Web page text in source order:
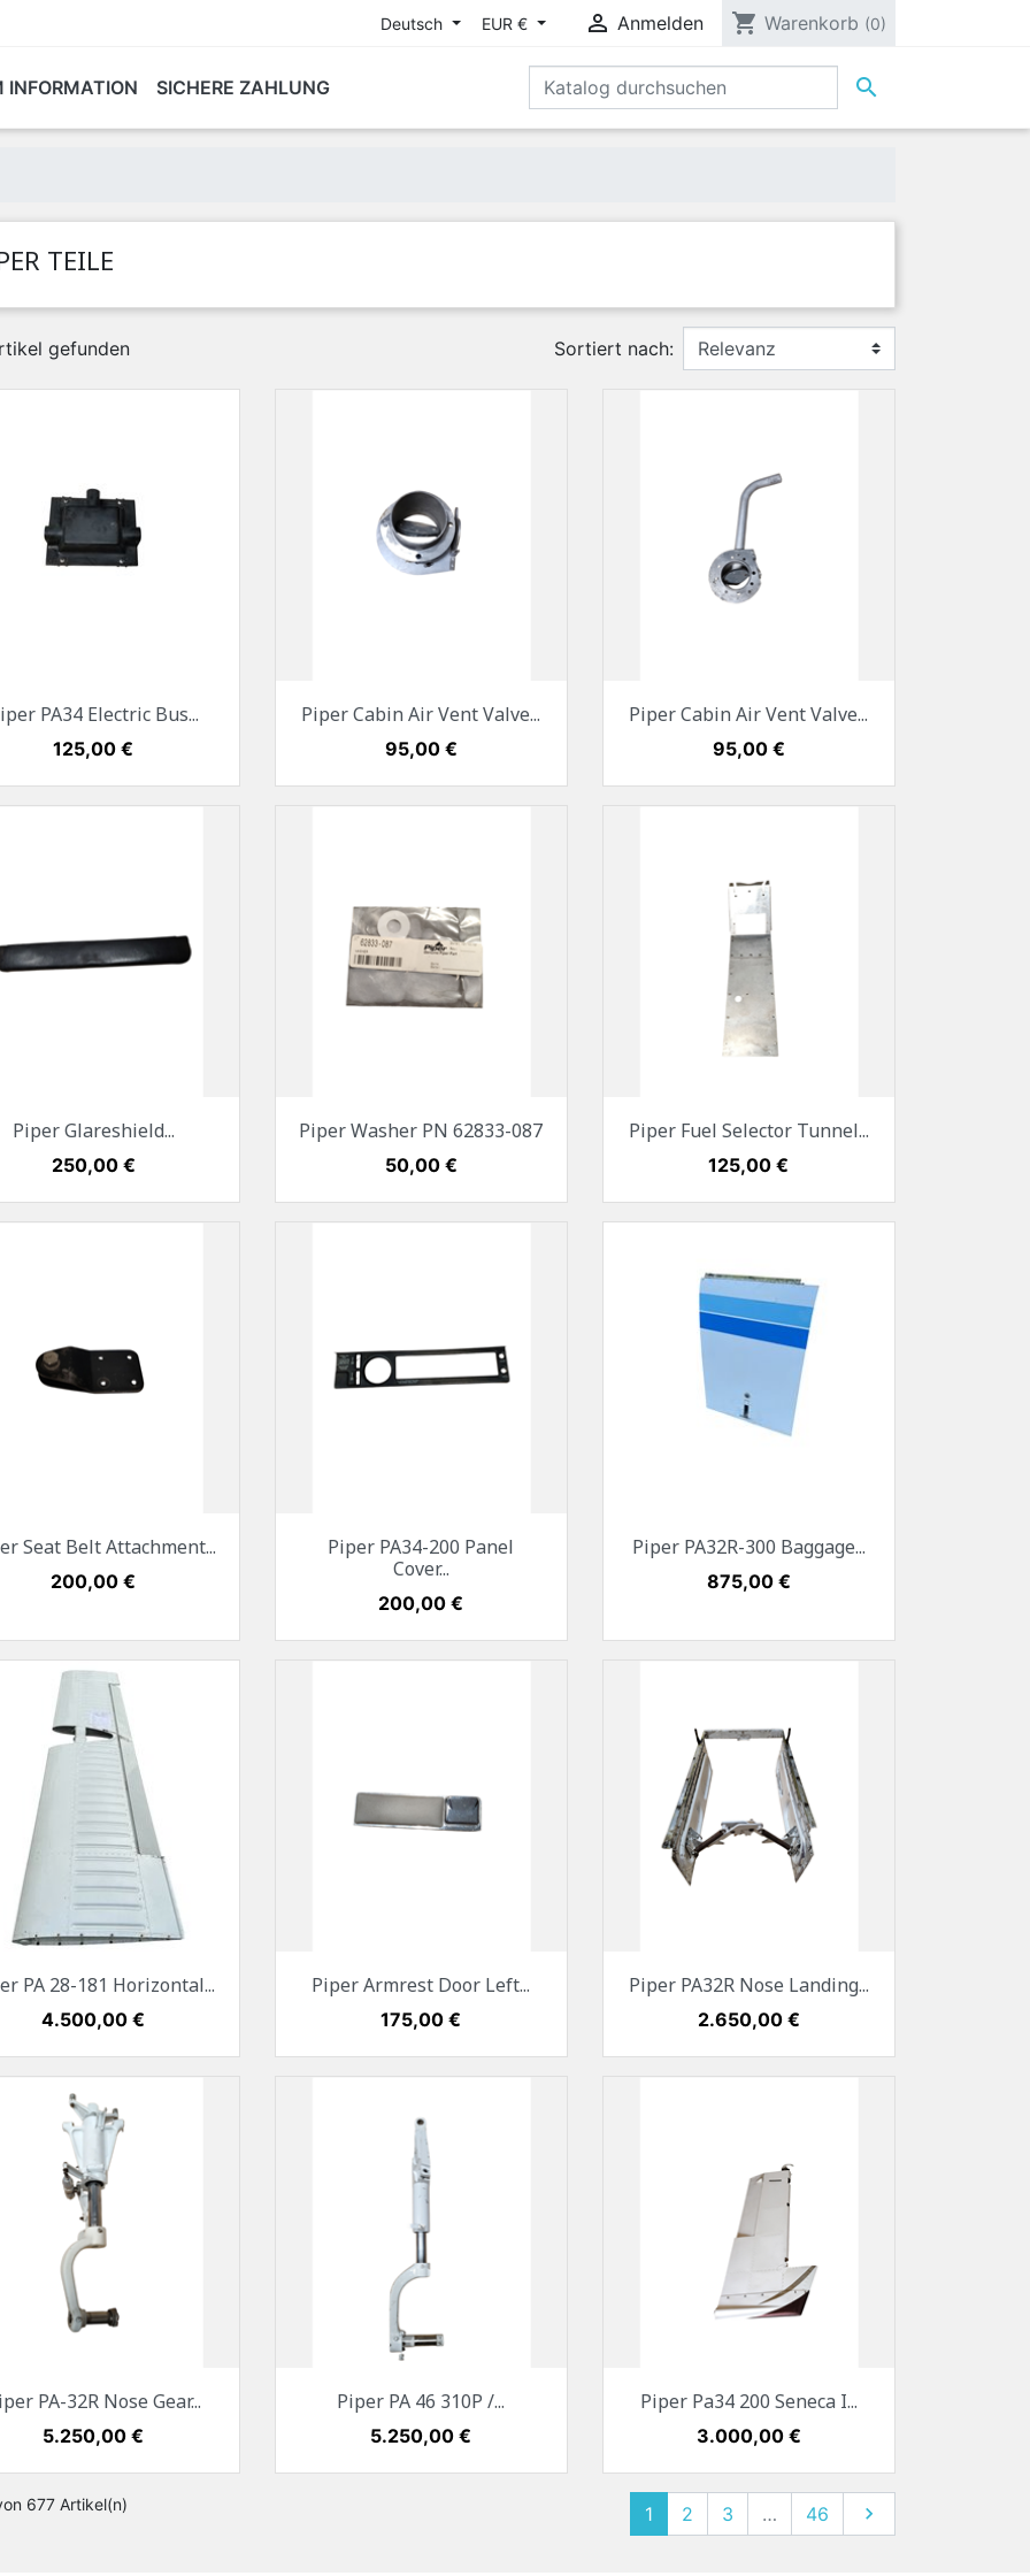
Deutsch EUR €  Anmelden shopping_cart Warenkorb (0)
INFORMATION SICHERE ZAHLUNG 
TEILE
gefunden Sortiert nach:
Vorschau
PA34 Electric Bus...
Preis
125,00 €
 Vorschau
Piper Cabin Air Vent Valve...
Preis
95,00 €
 Vorschau
Piper Cabin Air Vent Valve...
Preis
95,00 €
Vorschau
Piper Glareshield...
Preis
250,00 €
 Vorschau
Piper Washer PN 62833-087
Preis
50,00 €
 Vorschau
Piper Fuel Selector Tunnel...
Preis
125,00 €
Vorschau
Seat Belt Attachment...
Preis
200,00 €
 Vorschau
Piper PA34-200 Panel
Cover...
Preis
200,00 €
Vorschau
Piper PA32R-300 Baggage...
Preis
875,00 €
Vorschau
PA 28-181 Horizontal...
Preis
4.500,00 €
Vorschau
Piper Armrest Door Left...
Preis
175,00 €
Vorschau
Piper PA32R Nose Landing...
Preis
2.650,00 €
 Vorschau
PA-32R Nose Gear...
Preis
5.250,00 €
Vorschau
Piper PA 46 310P /...
Preis
5.250,00 €
Vorschau
Piper Pa34 200 Seneca I...
Preis
3.000,00 €
677 Artikel(n) 1 2 3 … 46 Weiter
